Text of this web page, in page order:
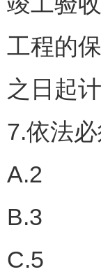
工程的
之日起计
7.依法
A.2
B.3
C.5